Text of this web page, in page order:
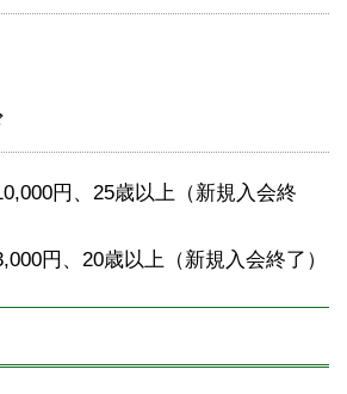
円、25歳以上（新規入会終
円、20歳以上（新規入会終了）